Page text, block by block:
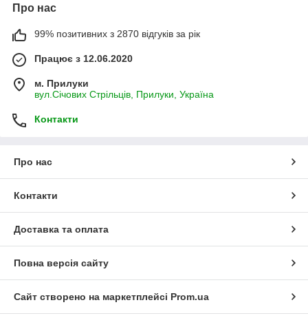
Про нас
99% позитивних з 2870 відгуків за рік
Працює з 12.06.2020
м. Прилуки
вул.Січових Стрільців, Прилуки, Україна
Контакти
Про нас
Контакти
Доставка та оплата
Повна версія сайту
Сайт створено на маркетплейсі Prom.ua